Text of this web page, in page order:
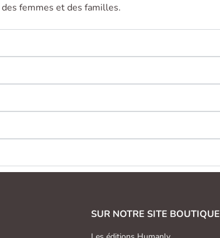
femmes et des familles.
SUR NOTRE SITE BOUTIQUE